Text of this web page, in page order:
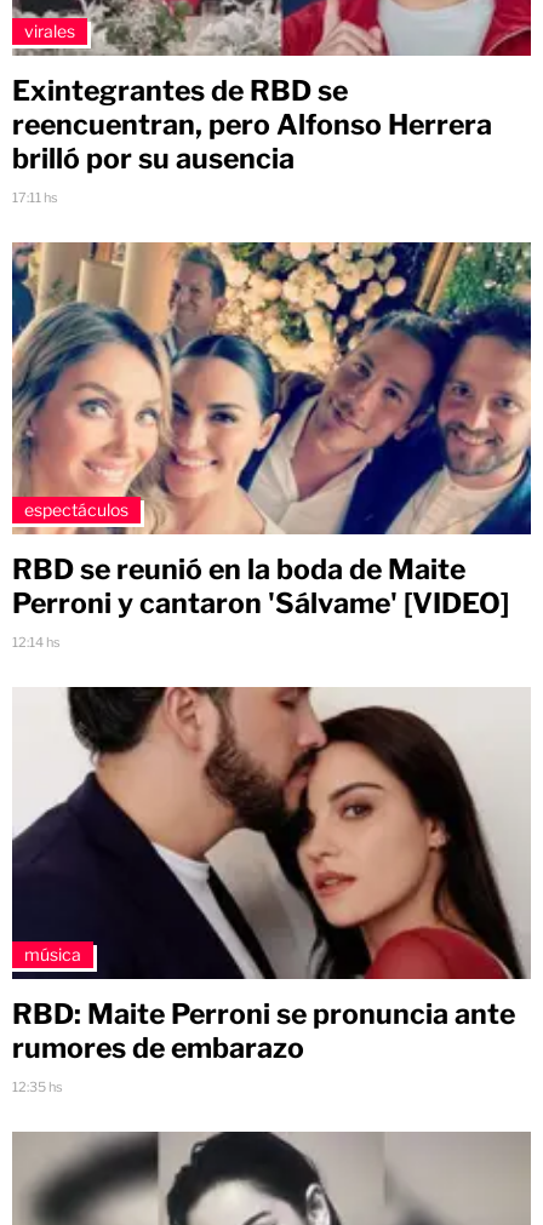
virales
Exintegrantes de RBD se
reencuentran, pero Alfonso Herrera
brilló por su ausencia
17:11 hs
espectáculos
RBD se reunió en la boda de Maite
Perroni y cantaron 'Sálvame' [VIDEO]
12:14 hs
música
RBD: Maite Perroni se pronuncia ante
rumores de embarazo
12:35 hs